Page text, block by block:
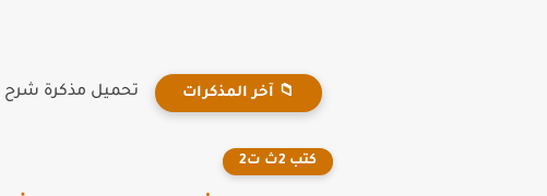
📁 آخر المذكرات تحميل مذكرة شرح
كتب 2ث ت2